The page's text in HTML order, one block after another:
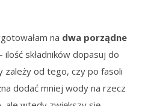
na dwa porządne
ilość składników dopasuj do
zależy od tego, czy po fasoli
dodać mniej wody na rzecz